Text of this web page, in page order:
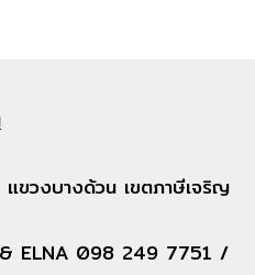
ขวงบางด้วน เขตภาษีเจริญ
& ELNA 098 249 7751 /